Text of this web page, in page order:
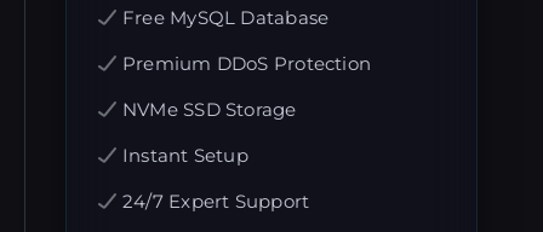
Free MySQL Database
Premium DDoS Protection
NVMe SSD Storage
Instant Setup
24/7 Expert Support